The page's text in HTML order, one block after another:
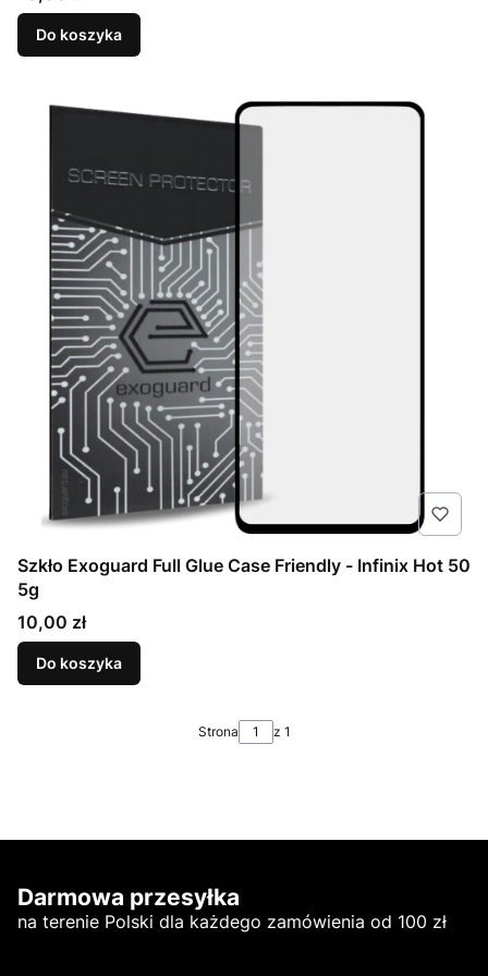
Do koszyka
Szkło Exoguard Full Glue Case Friendly - Infinix Hot 50
5g
Cena
10,00 zł
Do koszyka
Strona z 1
Darmowa przesyłka
na terenie Polski dla każdego zamówienia od 100 zł